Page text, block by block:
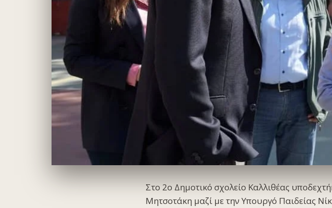
Στο 2ο Δημοτικό σχολείο Καλλιθέας
Μητσοτάκη μαζί με την Υπουργό Παιδείας